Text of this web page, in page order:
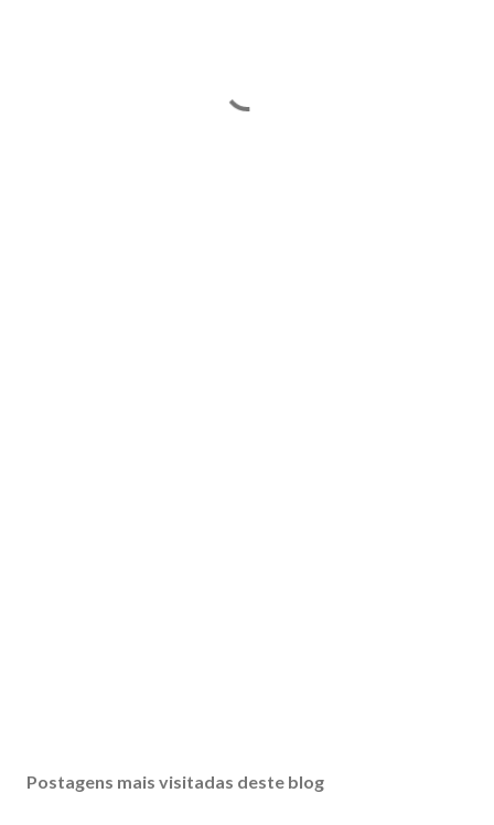
Postagens mais visitadas deste blog